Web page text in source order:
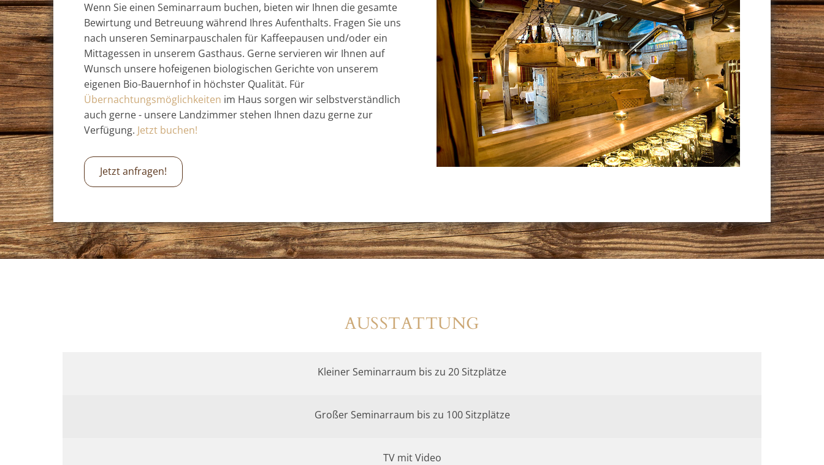
Wenn Sie einen Seminarraum buchen, bieten wir Ihnen die gesamte
Bewirtung und Betreuung während Ihres Aufenthalts. Fragen Sie uns
nach unseren Seminarpauschalen für Kaffeepausen und/oder ein
Mittagessen in unserem Gasthaus. Gerne servieren wir Ihnen auf
Wunsch unsere hofeigenen biologischen Gerichte von unserem
eigenen Bio-Bauernhof in höchster Qualität. Für
Übernachtungsmöglichkeiten im Haus sorgen wir selbstverständlich
auch gerne - unsere Landzimmer stehen Ihnen dazu gerne zur
Verfügung. Jetzt buchen!
Jetzt anfragen!
AUSSTATTUNG
Kleiner Seminarraum bis zu 20 Sitzplätze
Großer Seminarraum bis zu 100 Sitzplätze
TV mit Video